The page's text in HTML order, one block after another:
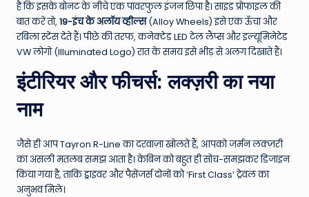
है कि इसके बोनट के नीचे एक पावरफुल इंजन छिपा है। साइड प्रोफाइल की
बात करें तो, 19-इंच के अलॉय व्हील्स(Alloy Wheels) इसे एक ऊँचा और
रबिला स्टेंस देते हैं। पीछे की तरफ, कनेक्टेड LED टेल लैंप्स और इल्यूमिनेटेड
VW लोगो (Illuminated Logo) रात के समय इसे भीड़ से अलग दिखाते हैं।
इंटीरियर और फीचर्स: लक्ज़री का नया
नाम
जैसे ही आप Tayron R-Line का दरवाज़ा खोलते हैं, आपको जर्मन लक्ज़री
का असली मतलब समझ आता है। केबिन को बहुत ही सोच-समझकर डिजाइन
किया गया है, ताकि ड्राइवर और पैसेंजर्स दोनों को ‘First Class’ ट्रेवल का
अनुभव मिले।